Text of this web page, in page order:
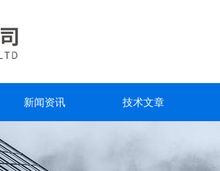
新闻资讯 技术文章